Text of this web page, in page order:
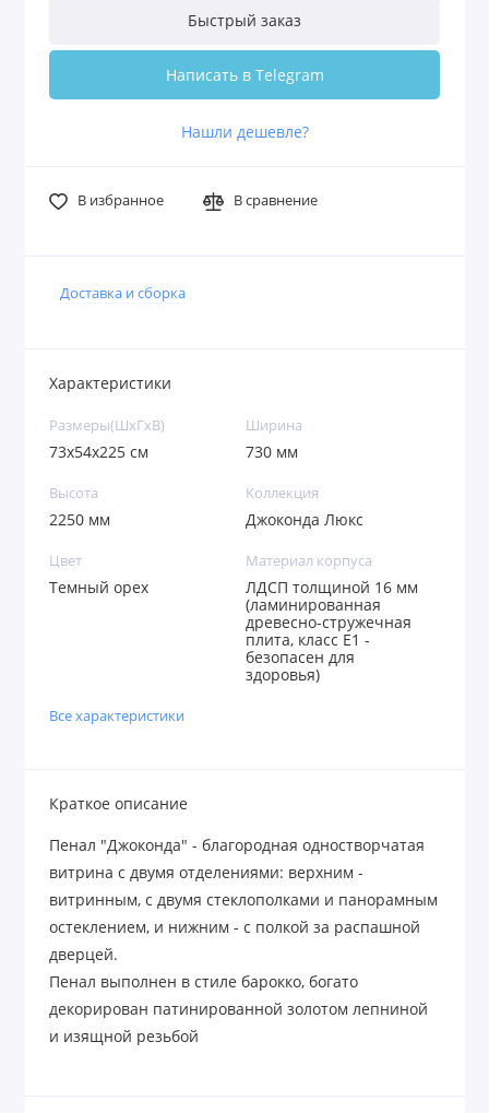
Быстрый заказ
Написать в Telegram
Нашли дешевле?
В избранное В сравнение
Доставка и сборка
Характеристики
Размеры(ШxГxВ)
73х54х225 см
Ширина
730 мм
Высота
2250 мм
Коллекция
Джоконда Люкс
Цвет
Темный орех
Материал корпуса
ЛДСП толщиной 16 мм
(ламинированная
древесно-стружечная
плита, класс E1 -
безопасен для
здоровья)
Все характеристики
Краткое описание
Пенал "Джоконда" - благородная одностворчатая
витрина с двумя отделениями: верхним -
витринным, с двумя стеклополками и панорамным
остеклением, и нижним - с полкой за распашной
дверцей.
Пенал выполнен в стиле барокко, богато
декорирован патинированной золотом лепниной
и изящной резьбой